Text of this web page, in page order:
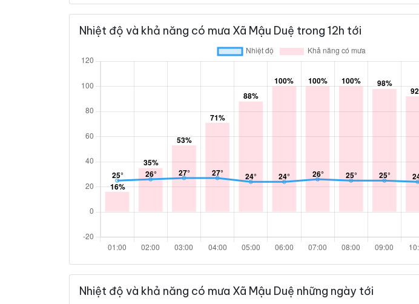
Nhiệt độ và khả năng có mưa Xã Mậu Duệ trong 12h tới
Nhiệt độ và khả năng có mưa Xã Mậu Duệ những ngày tới